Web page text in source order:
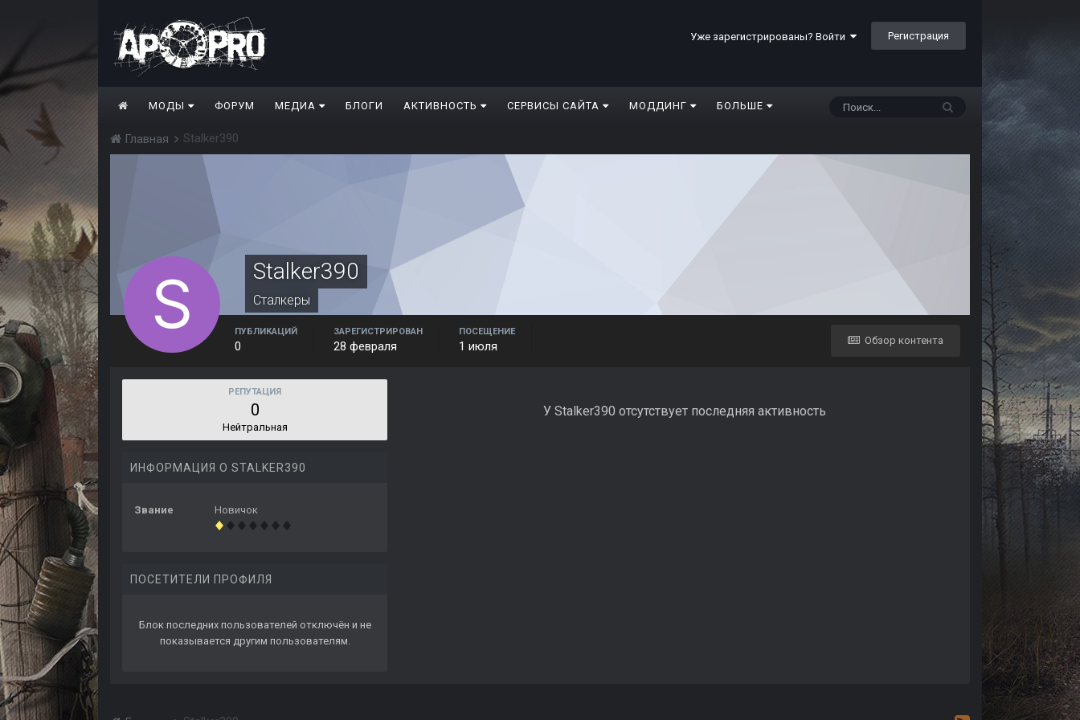
Уже зарегистрированы? Войти Регистрация
МОДЫ ФОРУМ МЕДИА БЛОГИ АКТИВНОСТЬ СЕРВИСЫ САЙТА МОДДИНГ БОЛЬШЕ
Главная Stalker390
Stalker390
Сталкеры
Обзор контента
ПУБЛИКАЦИЙ
0
ЗАРЕГИСТРИРОВАН
28 февраля
ПОСЕЩЕНИЕ
1 июля
РЕПУТАЦИЯ
0
Нейтральная
ИНФОРМАЦИЯ О STALKER390
Звание Новичок
ПОСЕТИТЕЛИ ПРОФИЛЯ
Блок последних пользователей отключён и не
показывается другим пользователям.
У Stalker390 отсутствует последняя активность